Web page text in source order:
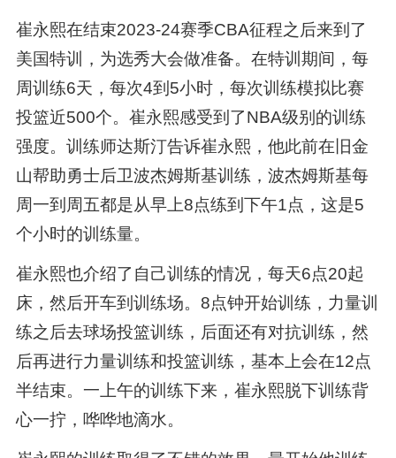
崔永熙在结束2023-24赛季CBA征程之后来到了
美国特训，为选秀大会做准备。在特训期间，每
周训练6天，每次4到5小时，每次训练模拟比赛
投篮近500个。崔永熙感受到了NBA级别的训练
强度。训练师达斯汀告诉崔永熙，他此前在旧金
山帮助勇士后卫波杰姆斯基训练，波杰姆斯基每
周一到周五都是从早上8点练到下午1点，这是5
个小时的训练量。
崔永熙也介绍了自己训练的情况，每天6点20起
床，然后开车到训练场。8点钟开始训练，力量训
练之后去球场投篮训练，后面还有对抗训练，然
后再进行力量训练和投篮训练，基本上会在12点
半结束。一上午的训练下来，崔永熙脱下训练背
心一拧，哗哗地滴水。